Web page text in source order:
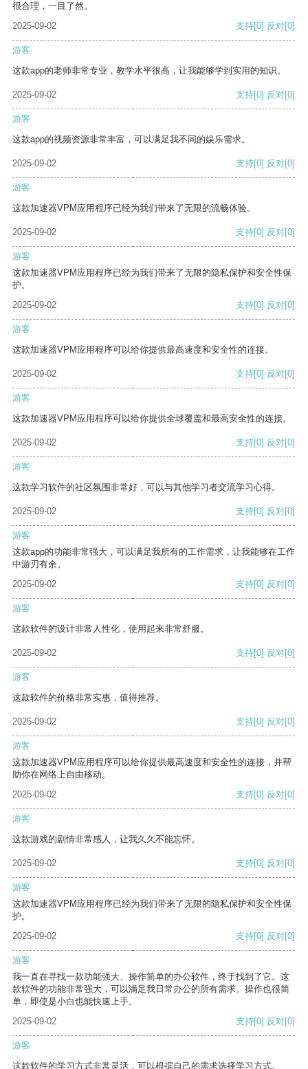
很合理，一目了然。
2025-09-02
支持[0] 反对[0]
游客
这款app的老师非常专业，教学水平很高，让我能够学到实用的知识。
2025-09-02 支持[0] 反对[0]
游客
这款app的视频资源非常丰富，可以满足我不同的娱乐需求。
2025-09-02 支持[0] 反对[0]
游客
这款加速器VPM应用程序已经为我们带来了无限的流畅体验。
2025-09-02 支持[0] 反对[0]
游客
这款加速器VPM应用程序已经为我们带来了无限的隐私保护和安全性保
护。
2025-09-02
支持[0] 反对[0]
游客
这款加速器VPM应用程序可以给你提供最高速度和安全性的连接。
2025-09-02 支持[0] 反对[0]
游客
这款加速器VPM应用程序可以给你提供全球覆盖和最高安全性的连接。
2025-09-02 支持[0] 反对[0]
游客
这款学习软件的社区氛围非常好，可以与其他学习者交流学习心得。
2025-09-02 支持[0] 反对[0]
游客
这款app的功能非常强大，可以满足我所有的工作需求，让我能够在工作
中游刃有余。
2025-09-02
支持[0] 反对[0]
游客
这款软件的设计非常人性化，使用起来非常舒服。
2025-09-02 支持[0] 反对[0]
游客
这款软件的价格非常实惠，值得推荐。
2025-09-02 支持[0] 反对[0]
游客
这款加速器VPM应用程序可以给你提供最高速度和安全性的连接，并帮
助你在网络上自由移动。
2025-09-02
支持[0] 反对[0]
游客
这款游戏的剧情非常感人，让我久久不能忘怀。
2025-09-02 支持[0] 反对[0]
游客
这款加速器VPM应用程序已经为我们带来了无限的隐私保护和安全性保
护。
2025-09-02
支持[0] 反对[0]
游客
我一直在寻找一款功能强大、操作简单的办公软件，终于找到了它。这
款软件的功能非常强大，可以满足我日常办公的所有需求。操作也很简
单，即使是小白也能快速上手。
2025-09-02
支持[0] 反对[0]
游客
这款软件的学习方式非常灵活，可以根据自己的需求选择学习方式。